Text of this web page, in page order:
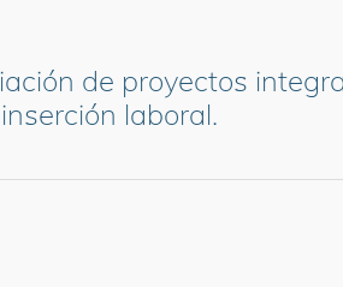
de proyectos
laboral.